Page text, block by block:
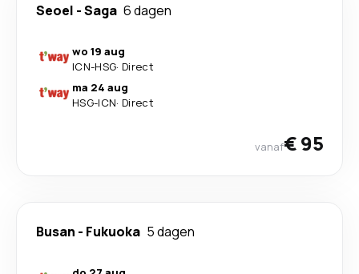
Seoel -Saga 6 dagen
wo 19 aug
ICN-HSG· Direct
ma 24 aug
HSG-ICN· Direct
vanaf€ 95
Busan - Fukuoka 5 dagen